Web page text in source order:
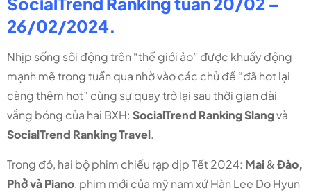
26/02/2024.
Nhịp sống sôi động trên “thế giới ảo” được khuấy động
mạnh mẽ trong tuần qua nhờ vào các chủ đề “đã hot lại
càng thêm hot” cùng sự quay trở lại sau thời gian dài
vắng bóng của hai BXH: SocialTrend Ranking Slangvà
SocialTrend Ranking Travel.
Trong đó, hai bộ phim chiếu rạp dịp Tết 2024: Mai&Đào,
Phở và Piano, phim mới của mỹ nam xứ Hàn Lee Do Hyun